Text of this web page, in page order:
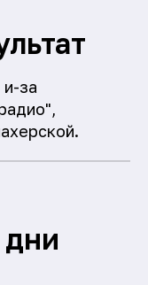
за